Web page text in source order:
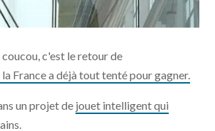
c'est le retour de
la France a déjà tout tenté pour gagner.
un projet de jouet intelligent qui
.